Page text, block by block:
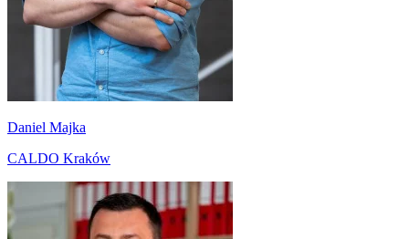
Daniel Majka
CALDO Kraków